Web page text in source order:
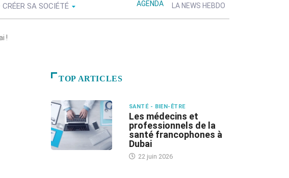
SA SOCIÉTÉ AGENDA LA NEWS HEBDO
!
TOP ARTICLES
SANTÉ - BIEN-ÊTRE
Les médecins et
professionnels de la
santé francophones à
Dubai
22 juin 2026